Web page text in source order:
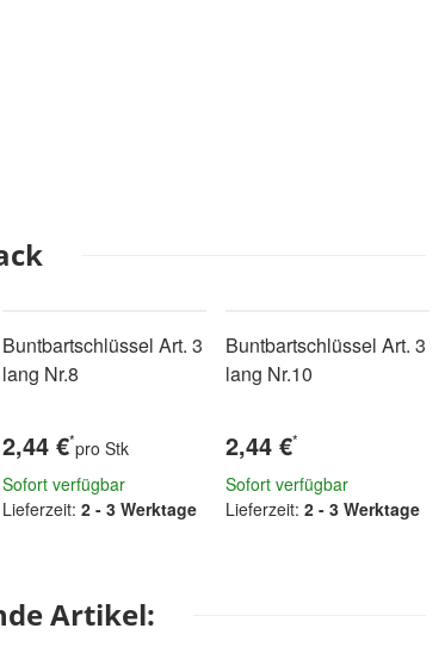
Buntbartschlüssel Art. 3
lang Nr.8
2,44 €*pro Stk
Sofort verfügbar
Lieferzeit: 2 - 3 Werktage
Buntbartschlüssel Art. 3
lang Nr.10
2,44 €*
Sofort verfügbar
Lieferzeit: 2 - 3 Werktage
Artikel: